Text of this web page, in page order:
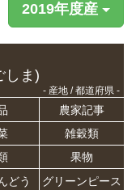
2019年度産
ま)
- 産地 / 都道府県 -
農家記事
雑穀類
果物
どう
グリーンピース